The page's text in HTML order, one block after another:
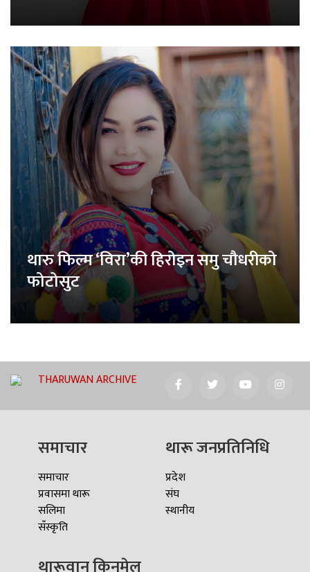
थारु फिल्म ‘विरा’की हिरोइन समु चौधरीको
फोटोसुट
THARUWAN ARCHIVE
समाचार
समाचार
प्रवासमा थारू
सलिमा
सँस्कृति
थारू जनप्रतिनिधि
प्रदेश
संघ
स्थानीय